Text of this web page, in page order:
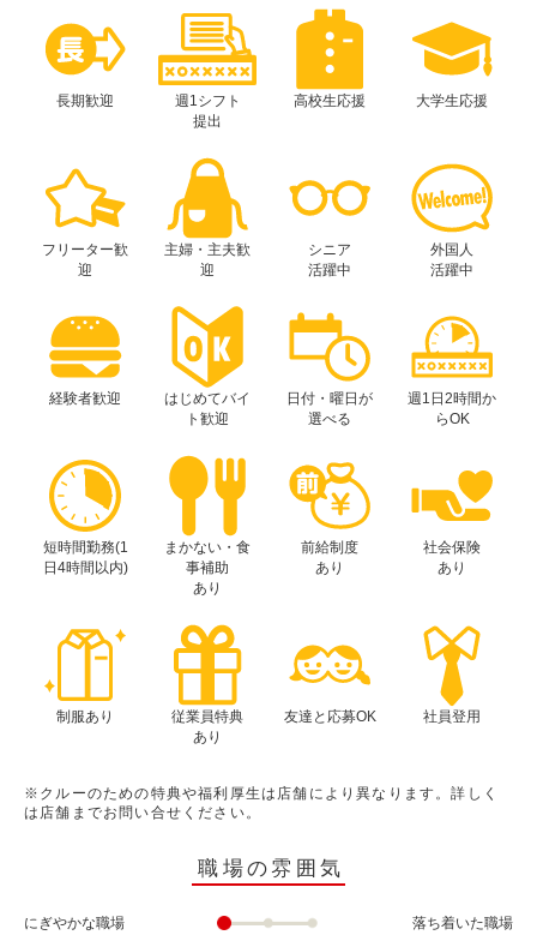
長期歓迎
週1シフト
提出
高校生応援 大学生応援
フリーター歓
迎
主婦・主夫歓
迎
シニア
活躍中
外国人
活躍中
経験者歓迎
はじめてバイ
ト歓迎
日付・曜日が
選べる
週1日2時間か
らOK
短時間勤務(1
日4時間以内)
まかない・食
事補助
あり
前給制度
あり
社会保険
あり
制服あり
従業員特典
あり
友達と応募OK 社員登用
※クルーのための特典や福利厚生は店舗により異なります。詳しく
は店舗までお問い合せください。
職場の雰囲気
にぎやかな職場 落ち着いた職場